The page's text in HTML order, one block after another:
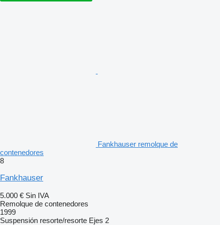
Fankhauser remolque de
contenedores
8
Fankhauser
5.000 € Sin IVA
Remolque de contenedores
1999
Suspensión resorte/resorte Ejes 2